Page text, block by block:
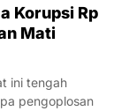
Korupsi Rp
Mati
ini tengah
pengoplosan